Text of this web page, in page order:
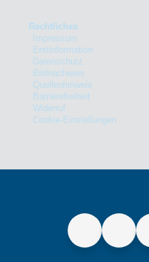
Rechtliches
Impressum
Erstinformation
Datenschutz
Bildnachweis
Quellenhinweis
Barrierefreiheit
Widerruf
Cookie-Einstellungen